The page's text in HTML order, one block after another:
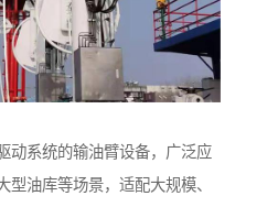
动系统的输油臂设备，广泛应
型油库等场景，适配大规模、